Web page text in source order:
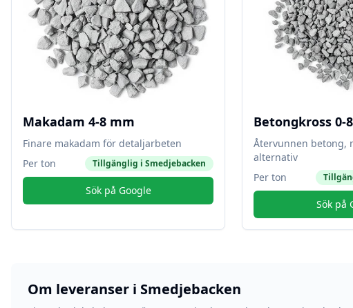
Makadam 4-8 mm
Finare makadam för detaljarbeten
Per ton
Tillgänglig i Smedjebacken
Sök på Google
Betongkross 0-
Återvunnen betong,
alternativ
Per ton
Sök på
Om leveranser i Smedjebacken